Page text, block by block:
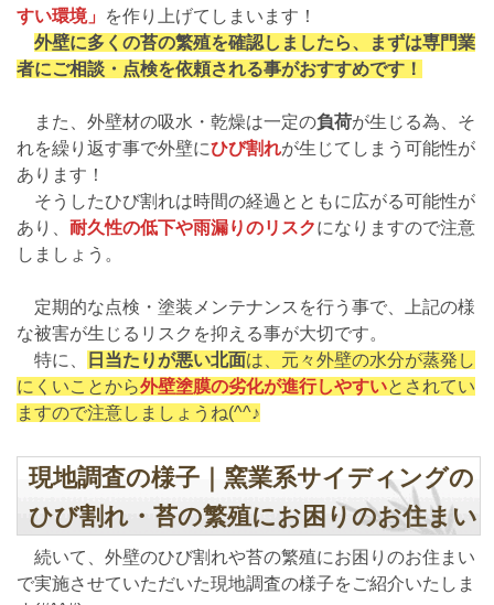
すい環境」
を作り上げてしまいます！
外壁に多くの苔の繁殖を確認しましたら、まずは専門業
者にご相談・点検を依頼される事がおすすめです！
また、外壁材の吸水・乾燥は一定の負荷が生じる為、そ
れを繰り返す事で外壁にひび割れが生じてしまう可能性が
あります！
そうしたひび割れは時間の経過とともに広がる可能性が
あり、 耐久性の低下や雨漏りのリスクになりますので注意
しましょう。
定期的な点検・塗装メンテナンスを行う事で、上記の様
な被害が生じるリスクを抑える事が大切です。
特に、
日当たりが悪い北面は、元々外壁の水分が蒸発し
にくいことから外壁塗膜の劣化が進行しやすいとされてい
ますので注意しましょうね(^^♪
現地調査の様子｜窯業系サイディングの
ひび割れ・苔の繁殖にお困りのお住まい
続いて、外壁のひび割れや苔の繁殖にお困りのお住まい
で実施させていただいた現地調査の様子をご紹介いたしま